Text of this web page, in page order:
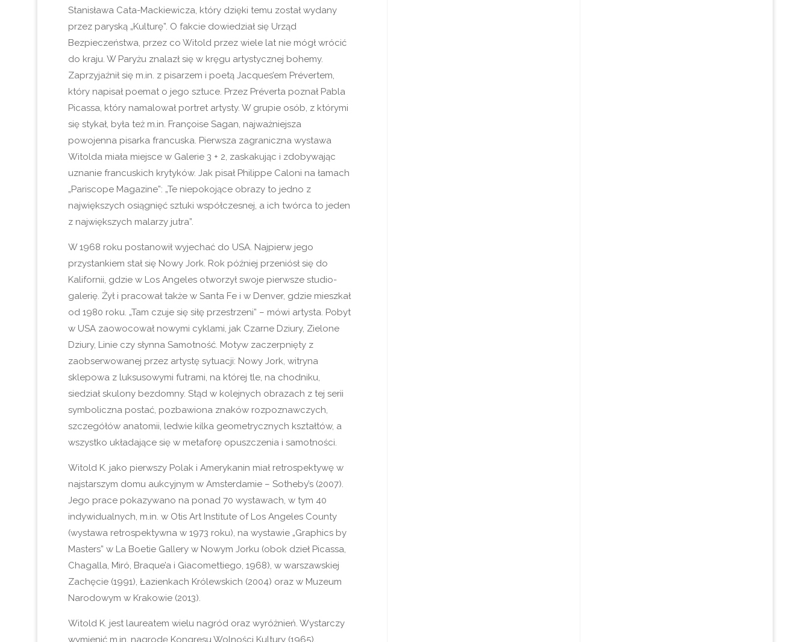
Stanisława Cata-Mackiewicza, który dzięki temu został wydany
przez paryską „Kulturę”. O fakcie dowiedział się Urząd
Bezpieczeństwa, przez co Witold przez wiele lat nie mógł wrócić
do kraju. W Paryżu znalazł się w kręgu artystycznej bohemy.
Zaprzyjaźnił się m.in. z pisarzem i poetą Jacques’em Prévertem,
który napisał poemat o jego sztuce. Przez Préverta poznał Pabla
Picassa, który namalował portret artysty. W grupie osób, z którymi
się stykał, była też m.in. Françoise Sagan, najważniejsza
powojenna pisarka francuska. Pierwsza zagraniczna wystawa
Witolda miała miejsce w Galerie 3 + 2, zaskakując i zdobywając
uznanie francuskich krytyków. Jak pisał Philippe Caloni na łamach
„Pariscope Magazine”: „Te niepokojące obrazy to jedno z
największych osiągnięć sztuki współczesnej, a ich twórca to jeden
z największych malarzy jutra”.
W 1968 roku postanowił wyjechać do USA. Najpierw jego
przystankiem stał się Nowy Jork. Rok później przeniósł się do
Kalifornii, gdzie w Los Angeles otworzył swoje pierwsze studio-
galerię. Żył i pracował także w Santa Fe i w Denver, gdzie mieszkał
od 1980 roku. „Tam czuje się siłę przestrzeni” – mówi artysta. Pobyt
w USA zaowocował nowymi cyklami, jak Czarne Dziury, Zielone
Dziury, Linie czy słynna Samotność. Motyw zaczerpnięty z
zaobserwowanej przez artystę sytuacji: Nowy Jork, witryna
sklepowa z luksusowymi futrami, na której tle, na chodniku,
siedział skulony bezdomny. Stąd w kolejnych obrazach z tej serii
symboliczna postać, pozbawiona znaków rozpoznawczych,
szczegółów anatomii, ledwie kilka geometrycznych kształtów, a
wszystko układające się w metaforę opuszczenia i samotności.
Witold K. jako pierwszy Polak i Amerykanin miał retrospektywę w
najstarszym domu aukcyjnym w Amsterdamie – Sotheby’s (2007).
Jego prace pokazywano na ponad 70 wystawach, w tym 40
indywidualnych, m.in. w Otis Art Institute of Los Angeles County
(wystawa retrospektywna w 1973 roku), na wystawie „Graphics by
Masters” w La Boetie Gallery w Nowym Jorku (obok dzieł Picassa,
Chagalla, Miró, Braque’a i Giacomettiego, 1968), w warszawskiej
Zachęcie (1991), Łazienkach Królewskich (2004) oraz w Muzeum
Narodowym w Krakowie (2013).
Witold K. jest laureatem wielu nagród oraz wyróżnień. Wystarczy
wymienić m.in. nagrodę Kongresu Wolności Kultury (1965),